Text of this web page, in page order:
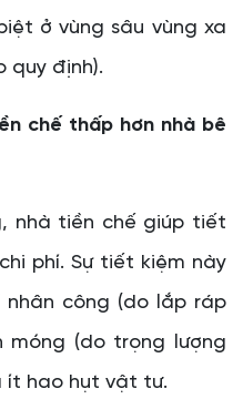
ở vùng sâu vùng xa
quy định).
chế thấp hơn nhà bê
nhà tiền chế giúp tiết
phí. Sự tiết kiệm này
công (do lắp ráp
móng (do trọng lượng
ít hao hụt vật tư.